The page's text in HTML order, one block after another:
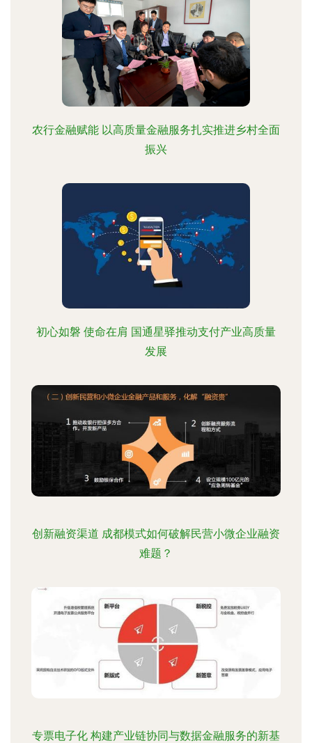
农行金融赋能 以高质量金融服务扎实推进乡村全面
振兴
初心如磐 使命在肩 国通星驿推动支付产业高质量
发展
创新融资渠道 成都模式如何破解民营小微企业融资
难题？
专票电子化 构建产业链协同与数据金融服务的新基